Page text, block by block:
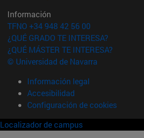
Información
TFNO +34 948 42 56 00
¿QUÉ GRADO TE INTERESA?
¿QUÉ MÁSTER TE INTERESA?
© Universidad de Navarra
Información legal
Accesibilidad
Configuración de cookies
Localizador de campus